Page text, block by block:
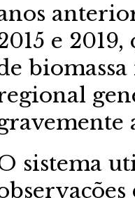
e
sistema